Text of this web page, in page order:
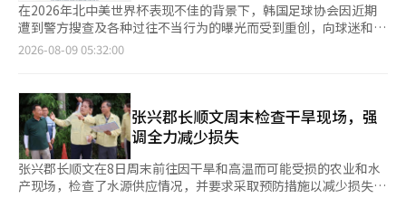
在2026年北中美世界杯表现不佳的背景下，韩国足球协会因近期
遭到警方搜查及各种过往不当行为的曝光而受到重创，向球迷和足
球界人士发表了道歉声明。 据8日联合新闻社报道，韩国足球协会
意。” 协会补充道：“我们本应通过对进球的执着努力和热情，
以及在这一过程中展现的公平竞争精神，给足球迷带来快乐和喜
悦，但最近我们失去了本应履行的职能，处于一种令人痛心的境
地。” 同时，协会强调：“目前绝不存在任何不当行为或卡片使
用情况。”并表示：“我们希望过去身披太极战袍、代表韩国足球
的国家队球员们所取得的宝贵成就和努力不会因此事而被误解或贬
2026-08-09 05:32:00
张兴郡长顺文周末检查干旱现场，强
调全力减少损失
张兴郡长顺文在8日周末前往因干旱和高温而可能受损的农业和水
产现场，检查了水源供应情况，并要求采取预防措施以减少损失。